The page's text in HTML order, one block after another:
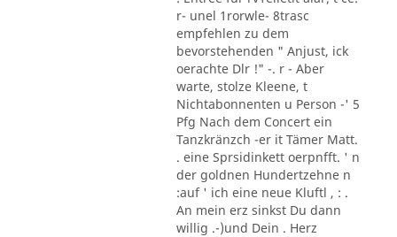
r- unel 1rorwle- 8trasc
empfehlen zu dem
bevorstehenden " Anjust, ick
oerachte Dlr !" -. r - Aber
warte, stolze Kleene, t
Nichtabonnenten u Person -' 5
Pfg Nach dem Concert ein
Tanzkränzch -er it Tämer Matt.
. eine Sprsidinkett oerpnfft. ' n
der goldnen Hundertzehne n
:auf ' ich eine neue Kluftl , : .
An mein erz sinkst Du dann
willig .-)und Dein . Herz